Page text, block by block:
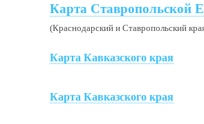
Карта Ставропольской
(Краснодарский и Ставропольский
Карта Кавказского края
Карта Кавказского края